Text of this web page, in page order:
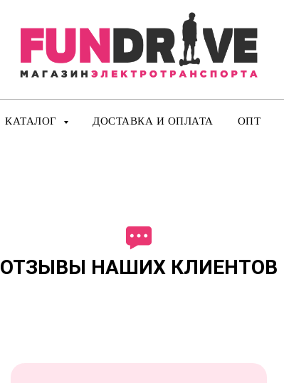
КАТАЛОГ ДОСТАВКА И ОПЛАТА ОПТ
ОТЗЫВЫ НАШИХ КЛИЕНТОВ